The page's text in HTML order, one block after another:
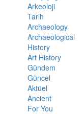
Arkeoloji
Tarih
Archaeology
Archaeological
History
Art History
Gündem
Güncel
Aktüel
Ancient
For You